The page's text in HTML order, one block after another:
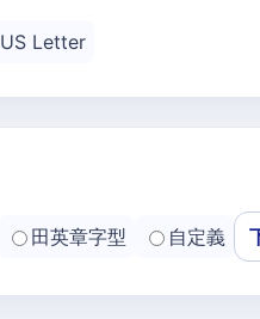
US Letter
田英章字型 自定義